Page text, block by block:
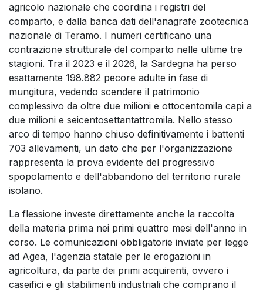
agricolo nazionale che coordina i registri del
comparto, e dalla banca dati dell'anagrafe zootecnica
nazionale di Teramo. I numeri certificano una
contrazione strutturale del comparto nelle ultime tre
stagioni. Tra il 2023 e il 2026, la Sardegna ha perso
esattamente 198.882 pecore adulte in fase di
mungitura, vedendo scendere il patrimonio
complessivo da oltre due milioni e ottocentomila capi a
due milioni e seicentosettantattromila. Nello stesso
arco di tempo hanno chiuso definitivamente i battenti
703 allevamenti, un dato che per l'organizzazione
rappresenta la prova evidente del progressivo
spopolamento e dell'abbandono del territorio rurale
isolano.
La flessione investe direttamente anche la raccolta
della materia prima nei primi quattro mesi dell'anno in
corso. Le comunicazioni obbligatorie inviate per legge
ad Agea, l'agenzia statale per le erogazioni in
agricoltura, da parte dei primi acquirenti, ovvero i
caseifici e gli stabilimenti industriali che comprano il